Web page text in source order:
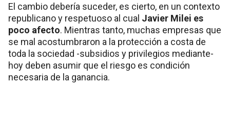
El cambio debería suceder, es cierto, en un contexto
republicano y respetuoso al cual Javier Milei es
poco afecto. Mientras tanto, muchas empresas que
se mal acostumbraron a la protección a costa de
toda la sociedad -subsidios y privilegios mediante-
hoy deben asumir que el riesgo es condición
necesaria de la ganancia.